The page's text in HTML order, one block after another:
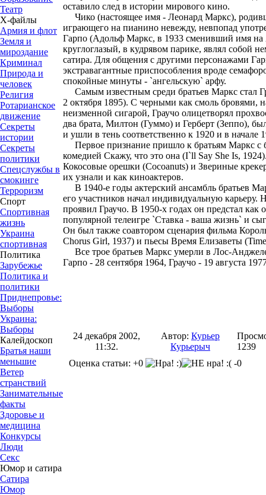
Театр
Х-файлы
Армия и флот
Земля и
мироздание
Криминал
Природа и
человек
Религия
Ротарианское
движение
Секреты
истории
Секреты
политики
Спецслужбы в
смокинге
Терроризм
Спорт
Спортивная
жизнь
Украина
спортивная
Политика
Зарубежье
Политика и
политики
Приднепровье:
Выборы
Украина:
Выборы
Калейдоскоп
Братья наши
меньшие
Ветер
странствий
Занимательные
факты
Здоровье и
медицина
Конкурсы
Люди
Секс
Юмор и сатира
Сатира
Юмор
оставило след в истории мирового кино.
Чико (настоящее имя - Леонард Маркс),
играющего на пианино невежду, невпопад
Гарпо (Адольф Маркс, в 1933 сменивший имя на
круглоглазый, в кудрявом парике, являл собой
сатира. Для общения с другими персонажами
экстравагантные приспособления вроде
спокойные минуты - `ангельскую` арфу.
Самым известным среди братьев Маркс стал
2 октября 1895). С черными как смоль бровями,
неизменной сигарой, Граучо олицетворял
два брата, Милтон (Гуммо) и Герберт (Зеппо),
и ушли в тень соответственно к 1920 и в начале
Первое признание пришло к братьям Маркс с
комедией Скажу, что это она (I`ll Say She Is,
Кокосовые орешки (Cocoanuts) и Звериные
их узнали и как киноактеров.
В 1940-е годы актерский ансамбль братьев
его участников начал индивидуальную
проявил Граучо. В 1950-х годах он предстал
популярной телеигре `Ставка - ваша жизнь` и
Он был также соавтором сценария фильма
Chorus Girl, 1937) и пьесы Время Елизаветы
Все трое братьев Маркс умерли в Лос-
Гарпо - 28 сентября 1964, Граучо - 19 августа
24 декабря 2002,
11:32.
Автор: Курьер
Курьерыч
1239
Оценка статьи: +0
-0